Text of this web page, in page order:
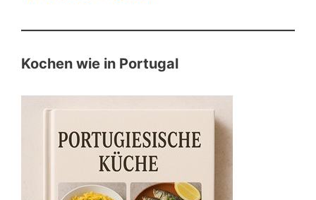
Kochen wie in Portugal